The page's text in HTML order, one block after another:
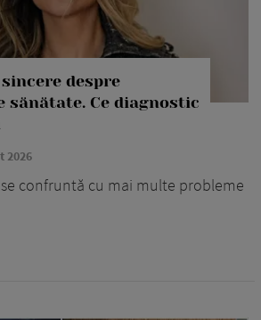
despre
sănătate. Ce diagnostic
2026
confruntă cu mai multe probleme